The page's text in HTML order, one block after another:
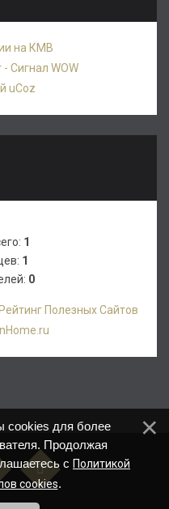
на КМВ
Сигнал WOW
uCoz
1
1
0
cookies для более
Продолжая
с Политикой
cookies.